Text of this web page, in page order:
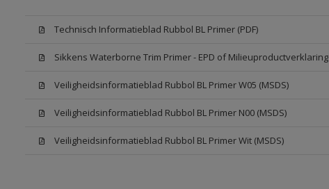
Technisch Informatieblad Rubbol BL Primer (PDF)
Sikkens Waterborne Trim Primer - EPD of Milieuproductverklaring
Veiligheidsinformatieblad Rubbol BL Primer W05 (MSDS)
Veiligheidsinformatieblad Rubbol BL Primer N00 (MSDS)
Veiligheidsinformatieblad Rubbol BL Primer Wit (MSDS)